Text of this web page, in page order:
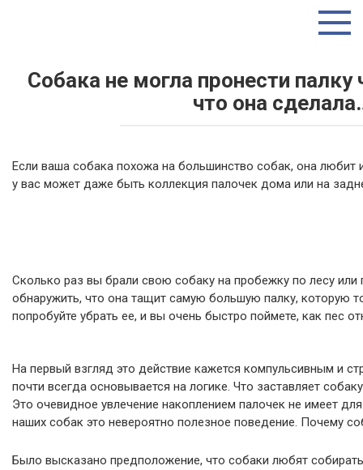
Собака не могла пронести
что она
Если ваша собака похожа на большинство собак, она любит
у вас может даже быть коллекция палочек дома или на
Сколько раз вы брали свою собаку на пробежку по лесу
обнаружить, что она тащит самую большую палку, которую
попробуйте убрать ее, и вы очень быстро поймете, как пес
На первый взгляд это действие кажется компульсивным и
почти всегда основывается на логике. Что заставляет
Это очевидное увлечение накоплением палочек не имеет
наших собак это невероятно полезное поведение. Почему
Было высказано предположение, что собаки любят